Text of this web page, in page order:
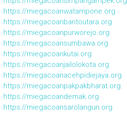
https://miegacoanwatampone.org
https://miegacoanbaritoutara.org
https://miegacoanpurworejo.org
https://miegacoansumbawa.org
https://miegacoankutai.org
https://miegacoanjailolokota.org
https://miegacoanacehpidiejaya.org
https://miegacoanpakpakbharat.org
https://miegacoandemak.org
https://miegacoansarolangun.org